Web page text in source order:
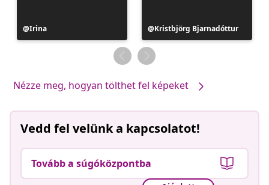
Bejegyzés
közzétevője
Irina
Bejegyzés
közzétevője
Kristbjörg Bjarnadóttur
Nézze meg, hogyan tölthet fel képeket
Vedd fel velünk a kapcsolatot!
Tovább a súgóközpontba